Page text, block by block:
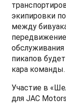
экипировки
между
обслуживания
пикапов
кара команды.
Участие в
для JAC